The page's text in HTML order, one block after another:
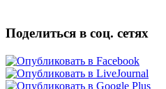
Поделиться в соц. сетях